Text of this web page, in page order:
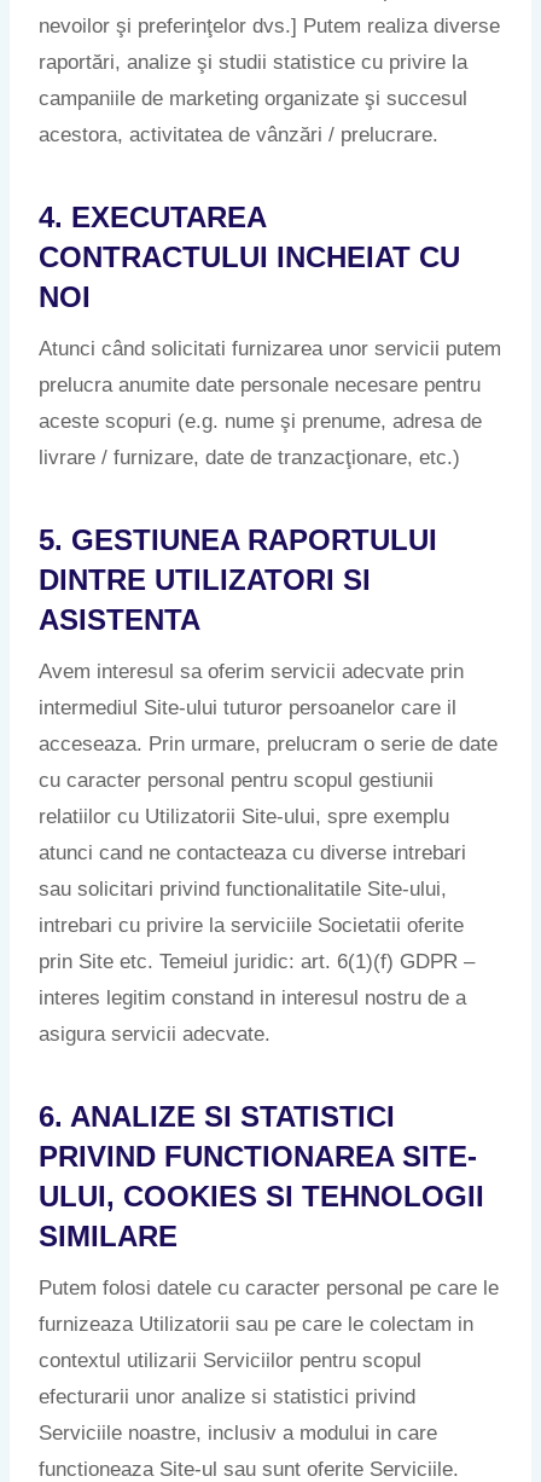
nevoilor şi preferinţelor dvs.] Putem realiza diverse
raportări, analize şi studii statistice cu privire la
campaniile de marketing organizate şi succesul
acestora, activitatea de vânzări / prelucrare.
4. EXECUTAREA
CONTRACTULUI INCHEIAT CU
NOI
Atunci când solicitati furnizarea unor servicii putem
prelucra anumite date personale necesare pentru
aceste scopuri (e.g. nume şi prenume, adresa de
livrare / furnizare, date de tranzacţionare, etc.)
5. GESTIUNEA RAPORTULUI
DINTRE UTILIZATORI SI
ASISTENTA
Avem interesul sa oferim servicii adecvate prin
intermediul Site-ului tuturor persoanelor care il
acceseaza. Prin urmare, prelucram o serie de date
cu caracter personal pentru scopul gestiunii
relatiilor cu Utilizatorii Site-ului, spre exemplu
atunci cand ne contacteaza cu diverse intrebari
sau solicitari privind functionalitatile Site-ului,
intrebari cu privire la serviciile Societatii oferite
prin Site etc. Temeiul juridic: art. 6(1)(f) GDPR –
interes legitim constand in interesul nostru de a
asigura servicii adecvate.
6. ANALIZE SI STATISTICI
PRIVIND FUNCTIONAREA SITE-
ULUI, COOKIES SI TEHNOLOGII
SIMILARE
Putem folosi datele cu caracter personal pe care le
furnizeaza Utilizatorii sau pe care le colectam in
contextul utilizarii Serviciilor pentru scopul
efecturarii unor analize si statistici privind
Serviciile noastre, inclusiv a modului in care
functioneaza Site-ul sau sunt oferite Serviciile.